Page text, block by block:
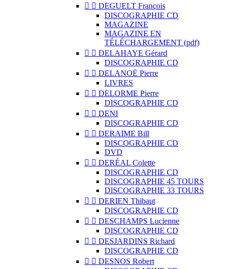
  DEGUELT François
DISCOGRAPHIE CD
MAGAZINE
MAGAZINE EN
TÉLÉCHARGEMENT (pdf)
  DELAHAYE Gérard
DISCOGRAPHIE CD
  DELANOË Pierre
LIVRES
  DELORME Pierre
DISCOGRAPHIE CD
  DENI
DISCOGRAPHIE CD
  DERAIME Bill
DISCOGRAPHIE CD
DVD
  DERÉAL Colette
DISCOGRAPHIE CD
DISCOGRAPHIE 45 TOURS
DISCOGRAPHIE 33 TOURS
  DERIEN Thibaut
DISCOGRAPHIE CD
  DESCHAMPS Lucienne
DISCOGRAPHIE CD
  DESJARDINS Richard
DISCOGRAPHIE CD
  DESNOS Robert